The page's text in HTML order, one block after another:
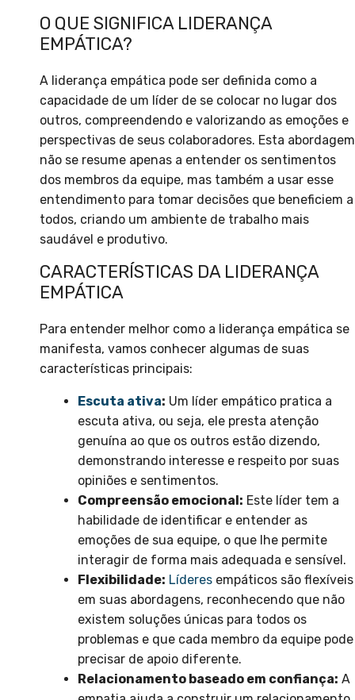
O QUE SIGNIFICA LIDERANÇA
EMPÁTICA?
A liderança empática pode ser definida como a
capacidade de um líder de se colocar no lugar dos
outros, compreendendo e valorizando as emoções e
perspectivas de seus colaboradores. Esta abordagem
não se resume apenas a entender os sentimentos
dos membros da equipe, mas também a usar esse
entendimento para tomar decisões que beneficiem a
todos, criando um ambiente de trabalho mais
saudável e produtivo.
CARACTERÍSTICAS DA LIDERANÇA
EMPÁTICA
Para entender melhor como a liderança empática se
manifesta, vamos conhecer algumas de suas
características principais:
Escuta ativa: Um líder empático pratica a
escuta ativa, ou seja, ele presta atenção
genuína ao que os outros estão dizendo,
demonstrando interesse e respeito por suas
opiniões e sentimentos.
Compreensão emocional: Este líder tem a
habilidade de identificar e entender as
emoções de sua equipe, o que lhe permite
interagir de forma mais adequada e sensível.
Flexibilidade: Líderes empáticos são flexíveis
em suas abordagens, reconhecendo que não
existem soluções únicas para todos os
problemas e que cada membro da equipe pode
precisar de apoio diferente.
Relacionamento baseado em confiança: A